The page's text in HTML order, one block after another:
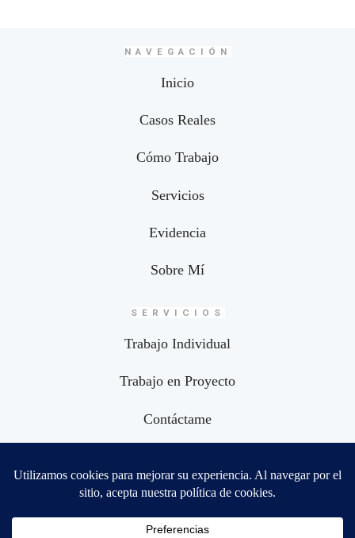
NAVEGACIÓN
Inicio
Casos Reales
Cómo Trabajo
Servicios
Evidencia
Sobre Mí
SERVICIOS
Trabajo Individual
Trabajo en Proyecto
Contáctame